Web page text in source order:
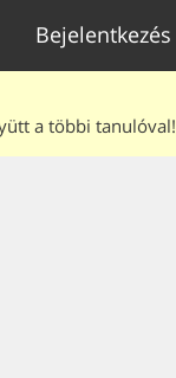
Bejelentkezés
a többi tanulóval!